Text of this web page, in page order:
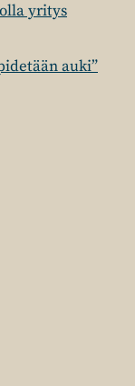
yritys
auki”